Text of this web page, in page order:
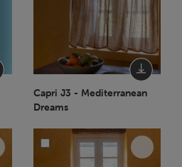
Capri J3 - Mediterranean
Dreams